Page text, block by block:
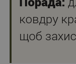
ковдру
щоб